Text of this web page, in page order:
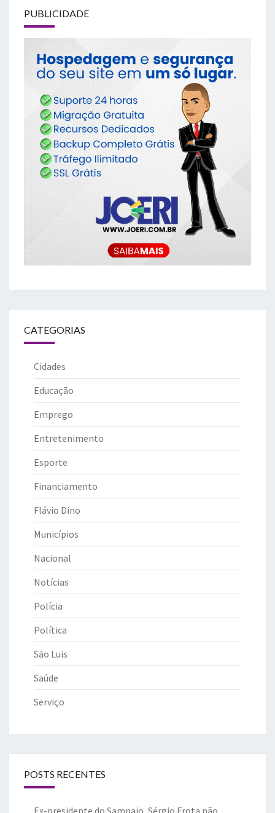
PUBLICIDADE
CATEGORIAS
Cidades
Educação
Emprego
Entretenimento
Esporte
Financiamento
Flávio Dino
Municípios
Nacional
Notícias
Polícia
Política
São Luis
Saúde
Serviço
POSTS RECENTES